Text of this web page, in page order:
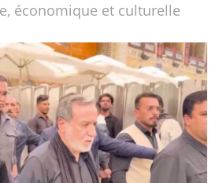
économique et culturelle